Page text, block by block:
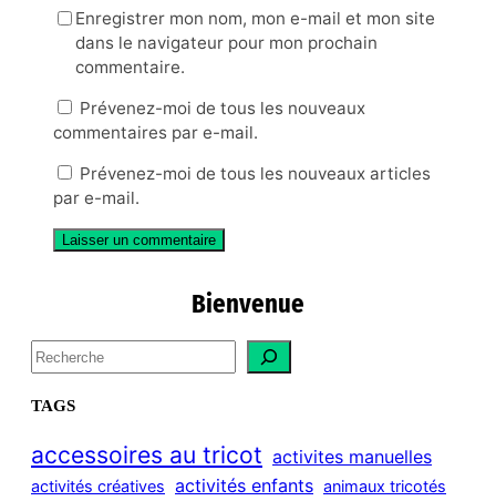
Enregistrer mon nom, mon e-mail et mon site
dans le navigateur pour mon prochain
commentaire.
Prévenez-moi de tous les nouveaux
commentaires par e-mail.
Prévenez-moi de tous les nouveaux articles
par e-mail.
Bienvenue
S
e
a
c
h
TAGS
accessoires au tricot activites manuelles
activités créatives activités enfants animaux tricotés